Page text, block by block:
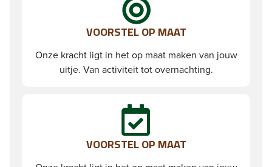
VOORSTEL OP MAAT
Onze kracht ligt in het op maat maken van jouw
uitje. Van activiteit tot overnachting.
VOORSTEL OP MAAT